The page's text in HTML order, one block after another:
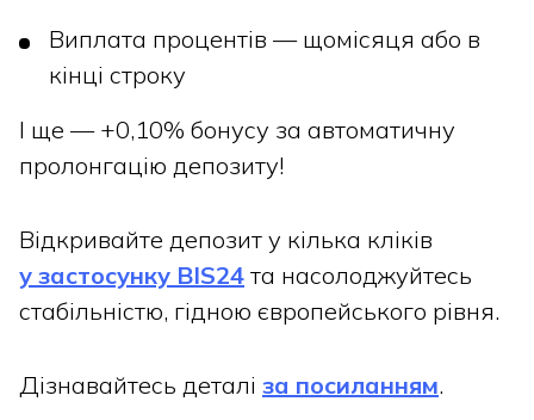
Виплата процентів — щомісяця або в
кінці строку
І ще — +0,10% бонусу за автоматичну
пролонгацію депозиту!
Відкривайте депозит у кілька кліків
у застосунку BIS24 та насолоджуйтесь
стабільністю, гідною європейського рівня.
Дізнавайтесь деталі за посиланням.